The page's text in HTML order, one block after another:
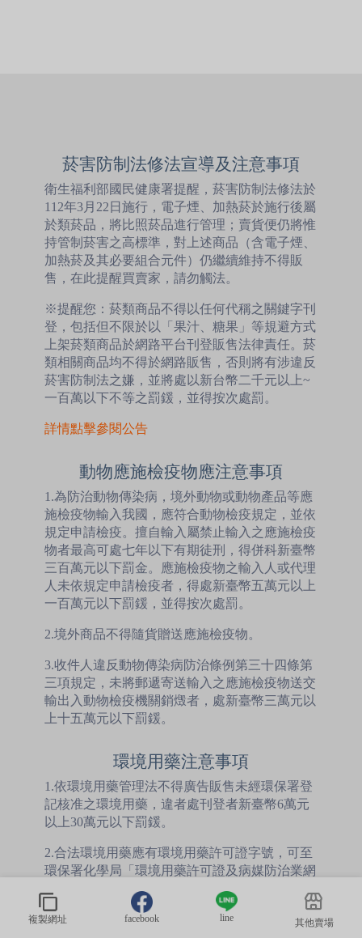
複製網址 facebook line 其他賣場
菸害防制法修法宣導及注意事項
衛生福利部國民健康署提醒，菸害防制法修法於
112年3月22日施行，電子煙、加熱菸於施行後屬
於類菸品，將比照菸品進行管理；賣貨便仍將惟
持管制菸害之高標準，對上述商品（含電子煙、
加熱菸及其必要組合元件）仍繼續維持不得販
售，在此提醒買賣家，請勿觸法。
※提醒您：菸類商品不得以任何代稱之關鍵字刊
登，包括但不限於以「果汁、糖果」等規避方式
上架菸類商品於網路平台刊登販售法律責任。菸
類相關商品均不得於網路販售，否則將有涉違反
菸害防制法之嫌，並將處以新台幣二千元以上~
一百萬以下不等之罰鍰，並得按次處罰。
詳情點擊參閱公告
動物應施檢疫物應注意事項
1.為防治動物傳染病，境外動物或動物產品等應
施檢疫物輸入我國，應符合動物檢疫規定，並依
規定申請檢疫。擅自輸入屬禁止輸入之應施檢疫
物者最高可處七年以下有期徒刑，得併科新臺幣
三百萬元以下罰金。應施檢疫物之輸入人或代理
人未依規定申請檢疫者，得處新臺幣五萬元以上
一百萬元以下罰鍰，並得按次處罰。
2.境外商品不得隨貨贈送應施檢疫物。
3.收件人違反動物傳染病防治條例第三十四條第
三項規定，未將郵遞寄送輸入之應施檢疫物送交
輸出入動物檢疫機關銷燬者，處新臺幣三萬元以
上十五萬元以下罰鍰。
環境用藥注意事項
1.依環境用藥管理法不得廣告販售未經環保署登
記核准之環境用藥，違者處刊登者新臺幣6萬元
以上30萬元以下罰鍰。
2.合法環境用藥應有環境用藥許可證字號，可至
環保署化學局「環境用藥許可證及病媒防治業網
3.環境用藥相關資訊可參考環保署化學局『環境